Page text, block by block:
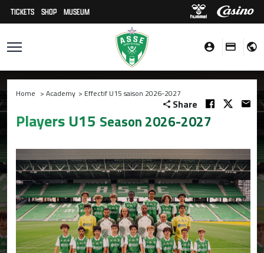
TICKETS SHOP MUSEUM
Home > Academy > Effectif U15 saison 2026-2027
Share
Players U15 Season 2026-2027